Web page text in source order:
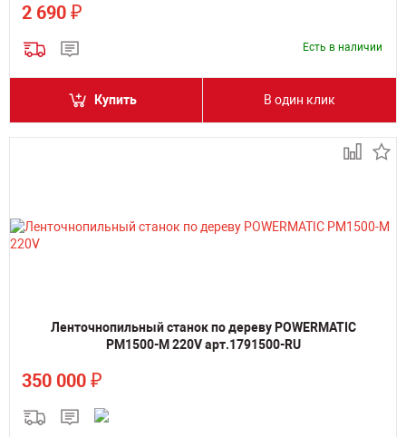
2 690 ₽
Есть в наличии
Купить В один клик
Ленточнопильный станок по дереву POWERMATIC
PM1500-M 220V арт.1791500-RU
350 000 ₽